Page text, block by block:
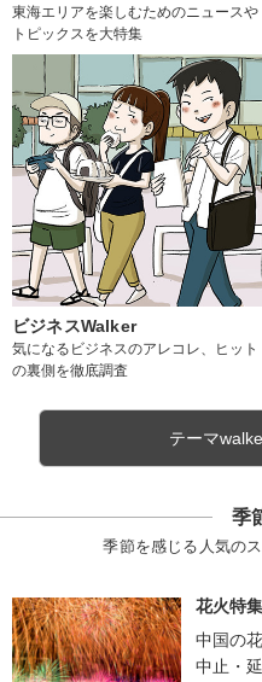
東海エリアを楽しむためのニュースや
トピックスを大特集
ビジネスWalker
気になるビジネスのアレコレ、ヒット
の裏側を徹底調査
テーマ
季
季節を感じる人気の
花火特
中国の
中止・